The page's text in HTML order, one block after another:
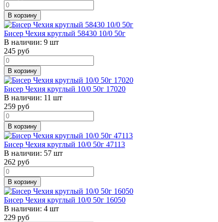
В корзину
Бисер Чехия круглый 58430 10/0 50г
В наличии: 9 шт
245 руб
В корзину
Бисер Чехия круглый 10/0 50г 17020
В наличии: 11 шт
259 руб
В корзину
Бисер Чехия круглый 10/0 50г 47113
В наличии: 57 шт
262 руб
В корзину
Бисер Чехия круглый 10/0 50г 16050
В наличии: 4 шт
229 руб